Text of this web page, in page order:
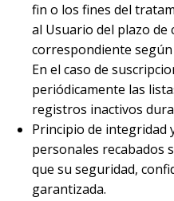
fin o los fines del
al Usuario del plazo de
correspondiente según
En el caso de
periódicamente las
registros inactivos
Principio de integridad
personales recabados
que su seguridad,
garantizada.